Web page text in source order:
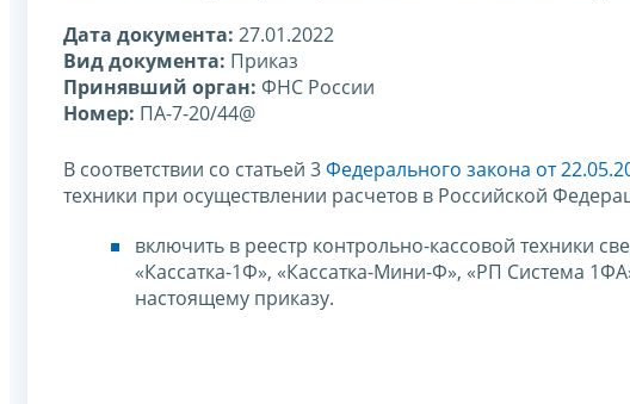
Дата документа: 27.01.2022
Вид документа: Приказ
Принявший орган: ФНС России
Номер: ПА-7-20/44@
В соответствии со статьей 3Федерального закона от
техники при осуществлении расчетов в Российской
включить в реестр контрольно-кассовой техники
«Кассатка-1Ф», «Кассатка-Мини-Ф», «РП Система
настоящему приказу.